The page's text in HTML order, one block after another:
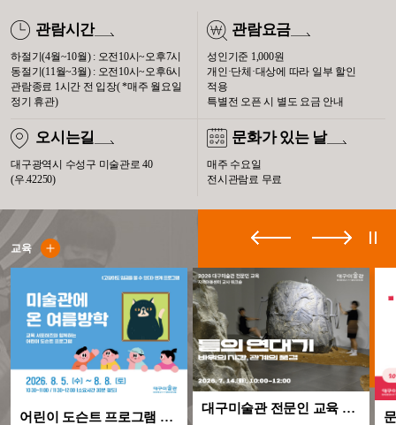
관람시간
하절기(4월~10월) : 오전10시~오후7시
동절기(11월~3월) : 오전10시~오후6시
관람종료 1시간 전 입장( *매주 월요일
정기 휴관)
관람요금
성인기준 1,000원
개인·단체·대상에 따라 일부 할인
적용
특별전 오픈 시 별도 요금 안내
오시는길
대구광역시 수성구 미술관로 40
(우.42250)
문화가 있는 날
매주 수요일
전시관람료 무료
교육
어린이 도슨트 프로그램 <미술관에 온 여름방학>
대구미술관 전문인 교육 <틈의 연대기>
이전보기 다음보기